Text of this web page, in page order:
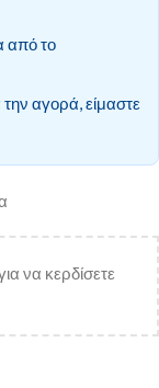
από το
την αγορά, είμαστε
να κερδίσετε